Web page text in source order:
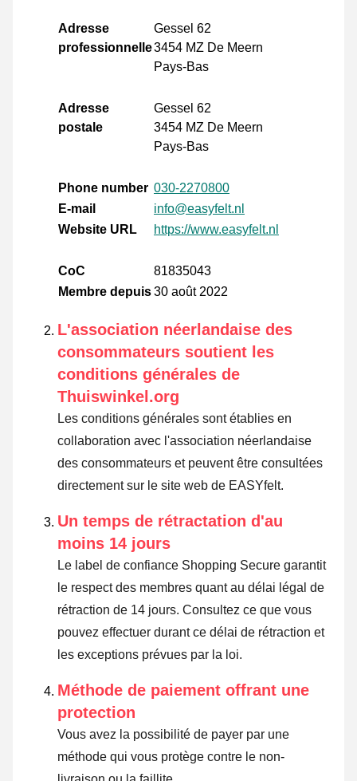
Adresse
professionnelle
Gessel 62
3454 MZ De Meern
Pays-Bas
Adresse
postale
Gessel 62
3454 MZ De Meern
Pays-Bas
Phone number 030-2270800
E-mail
info@easyfelt.nl
Website URL
https://www.easyfelt.nl
CoC
81835043
Membre depuis30 août 2022
L'association néerlandaise des
consommateurs soutient les
conditions générales de
Thuiswinkel.org
Les conditions générales sont établies en
collaboration avec l'association néerlandaise
des consommateurs et peuvent être consultées
directement sur le site web de EASYfelt.
Un temps de rétractation d'au
moins 14 jours
Le label de confiance Shopping Secure garantit
le respect des membres quant au délai légal de
rétraction de 14 jours. Consultez ce que vous
pouvez effectuer durant ce délai de rétraction et
les exceptions prévues par la loi.
Méthode de paiement offrant une
protection
Vous avez la possibilité de payer par une
méthode qui vous protège contre le non-